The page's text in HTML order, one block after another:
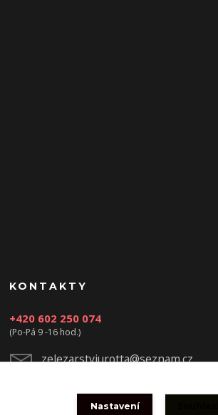
KONTAKTY
+420 602 250 074
(Po-Pá 9 -16 hod.)
zelezarstviurotta@seznam.cz
Nastavení